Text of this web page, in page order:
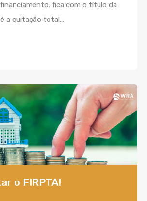
fica com o título da
a quitação total…
o FIRPTA!